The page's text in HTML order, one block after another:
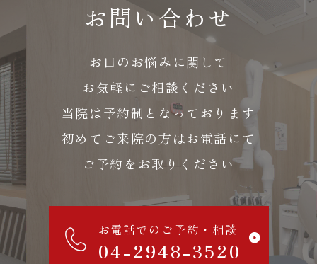
お問い合わせ
お口のお悩みに関して
お気軽にご相談ください
当院は予約制となっております
初めてご来院の方はお電話にて
ご予約をお取りください
お電話でのご予約・相談
04-2948-3520